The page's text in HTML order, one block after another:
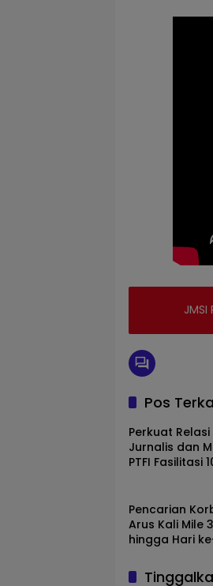
” jelasnya. Ia
Ahmad
Yani
Rian
Oktaria
barulah
mereka
merampas
barang
milik
Jalan
Leo
Mamiri
kasus
dan
kekerasan
Pos
Perkuat
Jurnalis dan
PTFI Fasilitasi
Pencarian
Arus Kali Mile
hingga Hari